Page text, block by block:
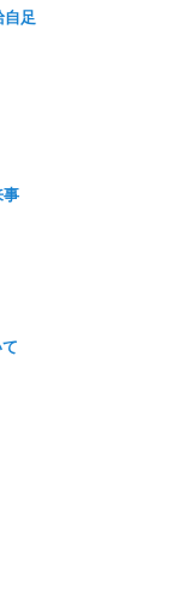
自足